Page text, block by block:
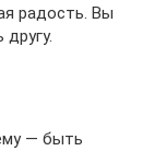
радость. Вы
— быть